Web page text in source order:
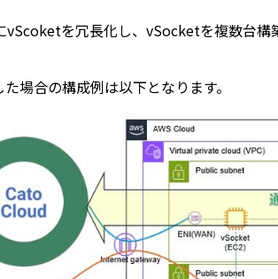
vScoketを冗長化し、vSocketを複数台構
場合の構成例は以下となります。